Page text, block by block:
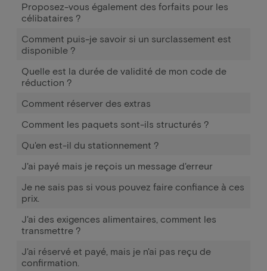
Proposez-vous également des forfaits pour les
célibataires ?
Comment puis-je savoir si un surclassement est
disponible ?
Quelle est la durée de validité de mon code de
réduction ?
Comment réserver des extras
Comment les paquets sont-ils structurés ?
Qu'en est-il du stationnement ?
J'ai payé mais je reçois un message d'erreur
Je ne sais pas si vous pouvez faire confiance à ces
prix.
J'ai des exigences alimentaires, comment les
transmettre ?
J'ai réservé et payé, mais je n'ai pas reçu de
confirmation.